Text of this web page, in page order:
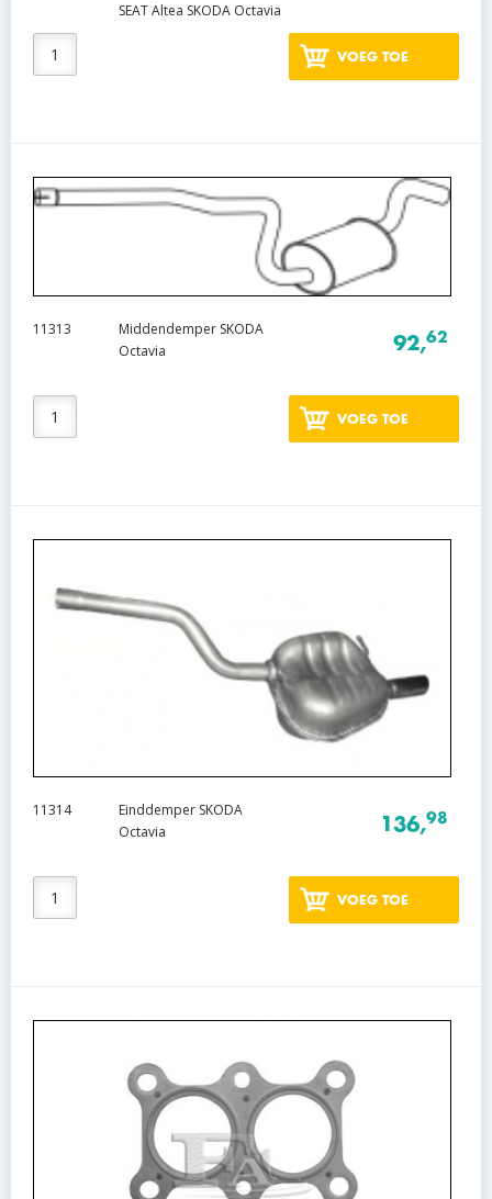
SEAT Altea SKODA Octavia
VOEG TOE
11313
Middendemper SKODA
Octavia
92,62
VOEG TOE
11314
Einddemper SKODA
Octavia
136,98
VOEG TOE